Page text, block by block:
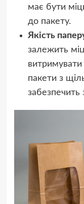
має бути
до пакету.
Якість
залежить
пакети з
забезпечить